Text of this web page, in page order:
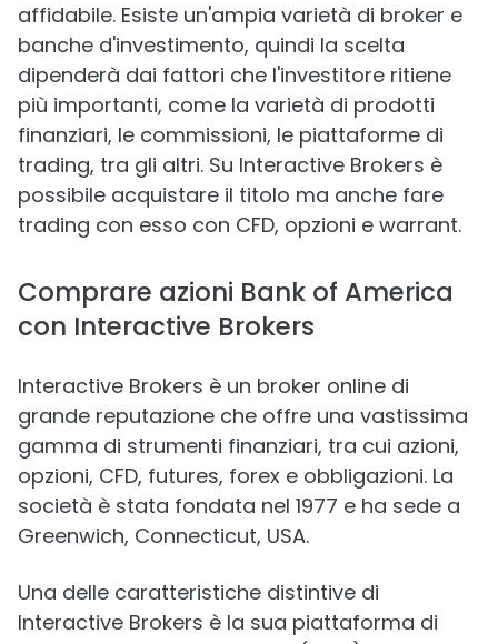
affidabile. Esiste un'ampia varietà di broker e
banche d'investimento, quindi la scelta
dipenderà dai fattori che l'investitore ritiene
più importanti, come la varietà di prodotti
finanziari, le commissioni, le piattaforme di
trading, tra gli altri. Su Interactive Brokers è
possibile acquistare il titolo ma anche fare
trading con esso con CFD, opzioni e warrant.
Comprare azioni Bank of America
con Interactive Brokers
Interactive Brokers è un broker online di
grande reputazione che offre una vastissima
gamma di strumenti finanziari, tra cui azioni,
opzioni, CFD, futures, forex e obbligazioni. La
società è stata fondata nel 1977 e ha sede a
Greenwich, Connecticut, USA.
Una delle caratteristiche distintive di
Interactive Brokers è la sua piattaforma di